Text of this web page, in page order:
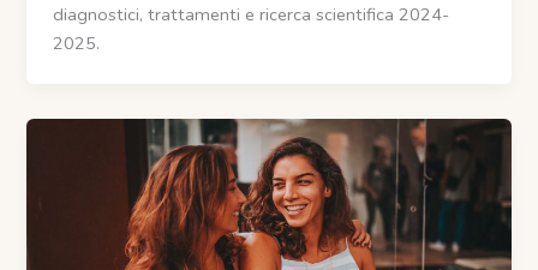
diagnostici, trattamenti e ricerca scientifica 2024-
2025.